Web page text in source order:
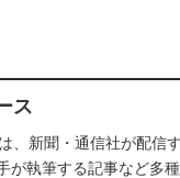
ス
、新聞・通信社が配信
が執筆する記事など多